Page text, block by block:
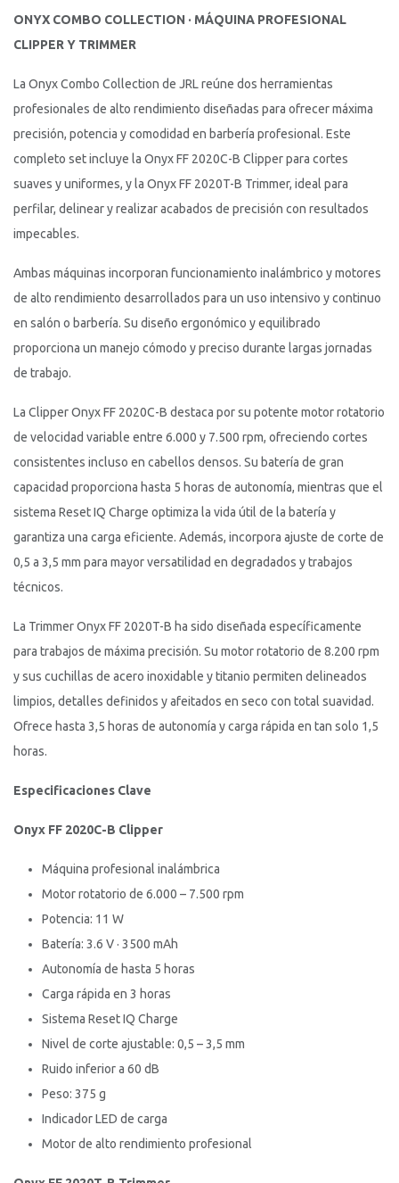
ONYX COMBO COLLECTION · MÁQUINA PROFESIONAL
CLIPPER Y TRIMMER
La Onyx Combo Collection de JRL reúne dos herramientas
profesionales de alto rendimiento diseñadas para ofrecer máxima
precisión, potencia y comodidad en barbería profesional. Este
completo set incluye la Onyx FF 2020C-B Clipper para cortes
suaves y uniformes, y la Onyx FF 2020T-B Trimmer, ideal para
perfilar, delinear y realizar acabados de precisión con resultados
impecables.
Ambas máquinas incorporan funcionamiento inalámbrico y motores
de alto rendimiento desarrollados para un uso intensivo y continuo
en salón o barbería. Su diseño ergonómico y equilibrado
proporciona un manejo cómodo y preciso durante largas jornadas
de trabajo.
La Clipper Onyx FF 2020C-B destaca por su potente motor rotatorio
de velocidad variable entre 6.000 y 7.500 rpm, ofreciendo cortes
consistentes incluso en cabellos densos. Su batería de gran
capacidad proporciona hasta 5 horas de autonomía, mientras que el
sistema Reset IQ Charge optimiza la vida útil de la batería y
garantiza una carga eficiente. Además, incorpora ajuste de corte de
0,5 a 3,5 mm para mayor versatilidad en degradados y trabajos
técnicos.
La Trimmer Onyx FF 2020T-B ha sido diseñada específicamente
para trabajos de máxima precisión. Su motor rotatorio de 8.200 rpm
y sus cuchillas de acero inoxidable y titanio permiten delineados
limpios, detalles definidos y afeitados en seco con total suavidad.
Ofrece hasta 3,5 horas de autonomía y carga rápida en tan solo 1,5
horas.
Especificaciones Clave
Onyx FF 2020C-B Clipper
Máquina profesional inalámbrica
Motor rotatorio de 6.000 – 7.500 rpm
Potencia: 11 W
Batería: 3.6 V · 3500 mAh
Autonomía de hasta 5 horas
Carga rápida en 3 horas
Sistema Reset IQ Charge
Nivel de corte ajustable: 0,5 – 3,5 mm
Ruido inferior a 60 dB
Peso: 375 g
Indicador LED de carga
Motor de alto rendimiento profesional